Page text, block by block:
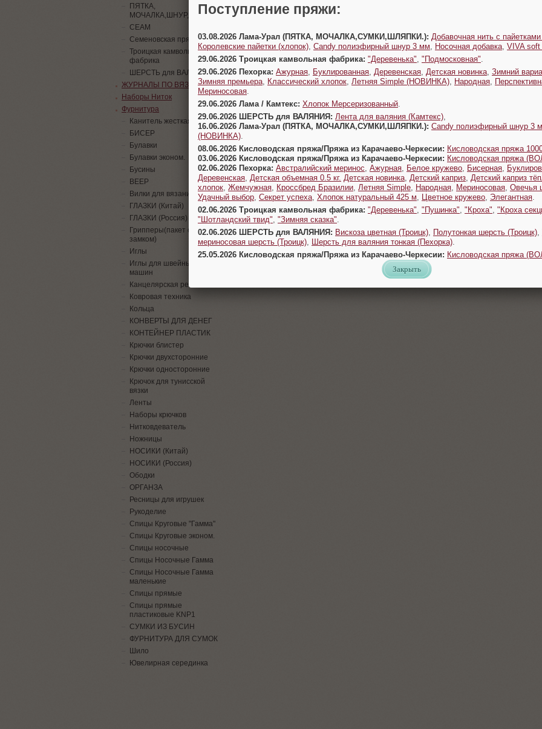
ПЯТКА,
МОЧАЛКА,ШНУР,ПАЙЕТКИ
СЕАМ
Семеновская пряжа
Троицкая камвольная
фабрика
ШЕРСТЬ для ВАЛЯНИЯ
ЖУРНАЛЫ ПО ВЯЗАНИЮ
Наборы Ниток
Фурнитура
Канитель жесткая
БИСЕР
Булавки
Булавки эконом.
Бусины
ВЕЕР
Вилки для вязания
ГЛАЗКИ (Китай)
ГЛАЗКИ (Россия)
Грипперы(пакет с
замком)
Иглы
Иглы для швейных
машин
Канцелярская резинка
Ковровая техника
Кольца
КОНВЕРТЫ ДЛЯ ДЕНЕГ
КОНТЕЙНЕР ПЛАСТИК
Крючки блистер
Крючки двухсторонние
Крючки односторонние
Крючок для тунисской
вязки
Ленты
Наборы крючков
Нитковдеватель
Ножницы
НОСИКИ (Китай)
НОСИКИ (Россия)
Ободки
ОРГАНЗА
Ресницы для игрушек
Рукоделие
Спицы Круговые "Гамма"
Спицы Круговые эконом.
Спицы носочные
Спицы Носочные Гамма
Спицы Носочные Гамма
маленькие
Спицы прямые
Спицы прямые
пластиковые KNP1
СУМКИ ИЗ БУСИН
ФУРНИТУРА ДЛЯ СУМОК
Шило
Ювелирная серединка
Поступление пряжи:
03.08.2026 Лама-Урал (ПЯТКА, МОЧАЛКА,СУМКИ,ШЛЯПКИ.): Добавочная нить с
Королевские пайетки (хлопок) Candy полиэфирный шнур 3 мм Носочная добавка VIVA
29.06.2026 Троицкая камвольная фабрика: "Деревенька" "Подмосковная"
29.06.2026 Пехорка: Ажурная Буклированная Деревенская Детская новинка Зимний
Зимняя премьера
Классический хлопок Летняя Simple (НОВИНКА) Народная
Мериносовая
29.06.2026 Лама / Камтекс: Хлопок Мерсеризованный
29.06.2026 ШЕРСТЬ для ВАЛЯНИЯ: Лента для валяния (Камтекс)
16.06.2026 Лама-Урал (ПЯТКА, МОЧАЛКА,СУМКИ,ШЛЯПКИ.): Candy полиэфирный шнур 3
(НОВИНКА)
08.06.2026 Кисловодская пряжа/Пряжа из Карачаево-Черкесии: Кисловодская пряжа
03.06.2026 Кисловодская пряжа/Пряжа из Карачаево-Черкесии: Кисловодская пряжа
02.06.2026 Пехорка: Австралийский меринос Ажурная Белое кружево Бисерная
Деревенская Детская объемная 0.5 кг. Детская новинка Детский каприз Детский каприз
хлопок Жемчужная Кроссбред Бразилии Летняя Simple Народная Мериносовая Овечья
Удачный выбор Секрет успеха Хлопок натуральный 425 м Цветное кружево Элегантная
02.06.2026 Троицкая камвольная фабрика: "Деревенька" "Пушинка" "Кроха" "Кроха
"Шотландский твид" "Зимняя сказка"
02.06.2026 ШЕРСТЬ для ВАЛЯНИЯ: Вискоза цветная (Троицк) Полутонкая шерсть (Троицк)
мериносовая шерсть (Троицк)
Шерсть для валяния тонкая (Пехорка)
25.05.2026 Кисловодская пряжа/Пряжа из Карачаево-Черкесии: Кисловодская пряжа
Закрыть